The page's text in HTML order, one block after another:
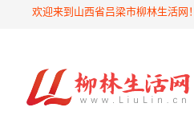
欢迎来到山西省吕梁市柳林生活网！